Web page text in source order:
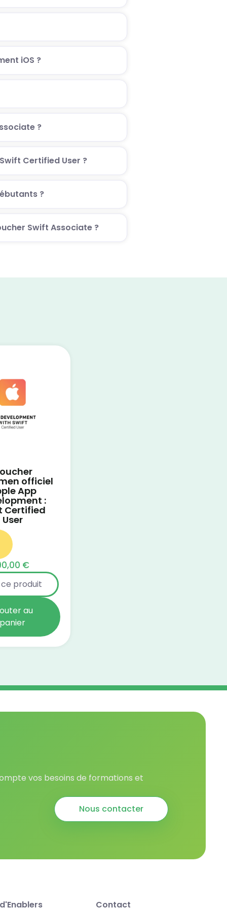
iOS ?
?
Certified User ?
?
Swift Associate ?
officiel
App
:
Certified
User
€
produit
au
panier
vos besoins de formations et
Nous contacter
Contact